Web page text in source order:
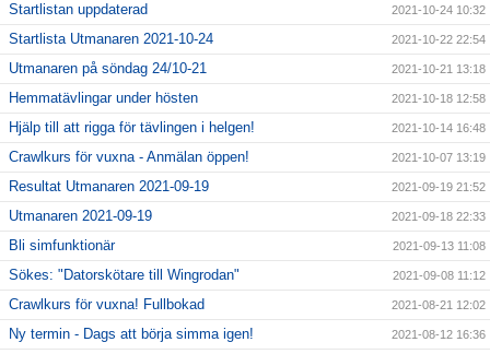
Startlistan uppdaterad 2021-10-24 10:32
Startlista Utmanaren 2021-10-24 2021-10-22 22:54
Utmanaren på söndag 24/10-21 2021-10-21 13:18
Hemmatävlingar under hösten 2021-10-18 12:58
Hjälp till att rigga för tävlingen i helgen! 2021-10-14 16:48
Crawlkurs för vuxna - Anmälan öppen! 2021-10-07 13:19
Resultat Utmanaren 2021-09-19 2021-09-19 21:52
Utmanaren 2021-09-19 2021-09-18 22:33
Bli simfunktionär 2021-09-13 11:08
Sökes: "Datorskötare till Wingrodan" 2021-09-08 11:12
Crawlkurs för vuxna! Fullbokad 2021-08-21 12:02
Ny termin - Dags att börja simma igen! 2021-08-12 16:36